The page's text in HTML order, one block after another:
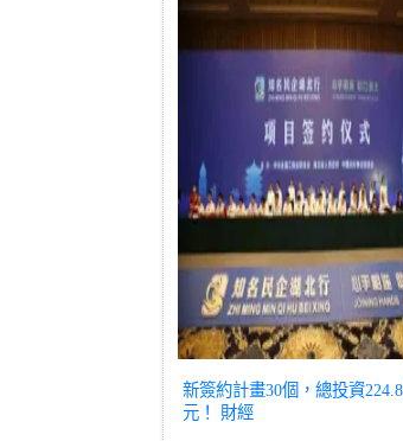
新簽約計畫30個，總投資
元！
財經